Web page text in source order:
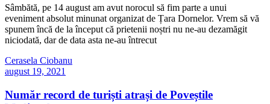
Sâmbătă, pe 14 august am avut norocul să fim parte a unui
eveniment absolut minunat organizat de Țara Dornelor. Vrem să vă
spunem încă de la început că prietenii noștri nu ne-au dezamăgit
niciodată, dar de data asta ne-au întrecut
Cerasela Ciobanu
august 19, 2021
Număr record de turiști atrași de Poveștile